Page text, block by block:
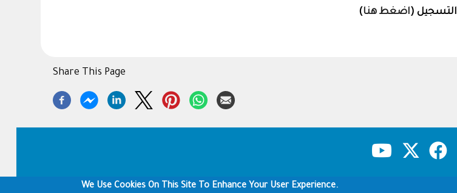
التسجيل (اضغط هنا)
Share This Page
Footer Copyright & Disclaimer
We Use Cookies On This Site To Enhance Your User Experience.